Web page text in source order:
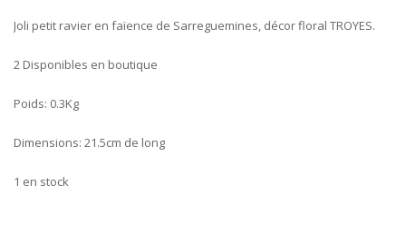
Joli petit ravier en faïence de Sarreguemines, décor floral TROYES.
2 Disponibles en boutique
Poids: 0.3Kg
Dimensions: 21.5cm de long
1 en stock